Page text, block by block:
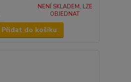
NENÍ SKLADEM, LZE
OBJEDNAT
Přidat do košíku